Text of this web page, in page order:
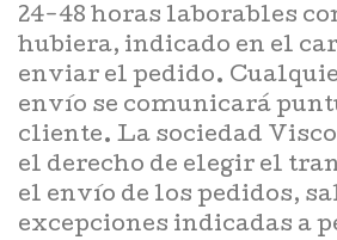
24-48 horas laborables
hubiera, indicado en el
enviar el pedido.
envío se comunicará
cliente. La sociedad
el derecho de elegir el
el envío de los pedidos,
excepciones indicadas a